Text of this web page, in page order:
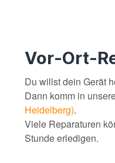
Vor-Ort-
Du willst dein Gerät
Dann komm in
Heidelberg).
Viele Reparaturen
Stunde erledigen.